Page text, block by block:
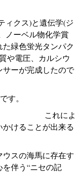
ィクス)と遺伝学(ジ
ノーベル物化学賞
緑色蛍光タンパク
や電圧、カルシウ
サーが完成したので
す。
これによ
けることが出来る
スの海馬に存在す
伴う“ニセの記